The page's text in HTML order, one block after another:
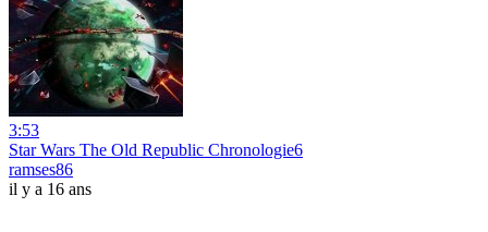
3:53
Star Wars The Old Republic Chronologie6
ramses86
il y a 16 ans